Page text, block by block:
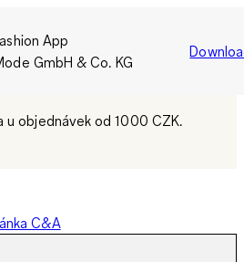
App
GmbH & Co. KG
u objednávek od 1000 CZK.
C&A